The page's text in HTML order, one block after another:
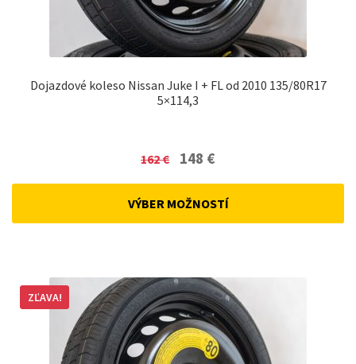
Dojazdové koleso Nissan Juke I + FL od 2010 135/80R17
5×114,3
162€
Original
was:
148 €Current
VÝBER MOŽNOSTÍ
ZĽAVA!